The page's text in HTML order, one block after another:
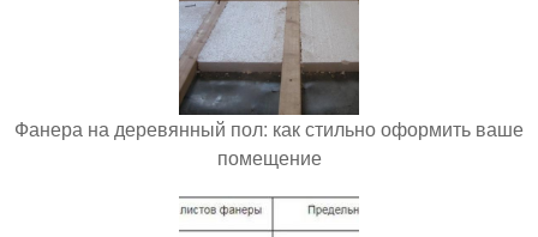
Фанера на деревянный пол: как стильно оформить ваше
помещение